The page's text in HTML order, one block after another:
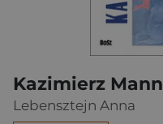
Kazimierz Mann
Lebensztejn Anna